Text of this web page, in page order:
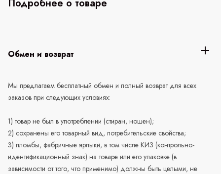
Подробнее о товаре
Обмен и возврат
Мы предлагаем бесплатный обмен и полный возврат для всех
заказов при следующих условиях:
1) товар не был в употреблении (стиран, ношен);
2) сохранены его товарный вид, потребительские свойства;
3) пломбы, фабричные ярлыки, в том числе КИЗ (контрольно-
идентификационный знак) на товаре или его упаковке (в
зависимости от того, что применимо) должны быть целыми, не